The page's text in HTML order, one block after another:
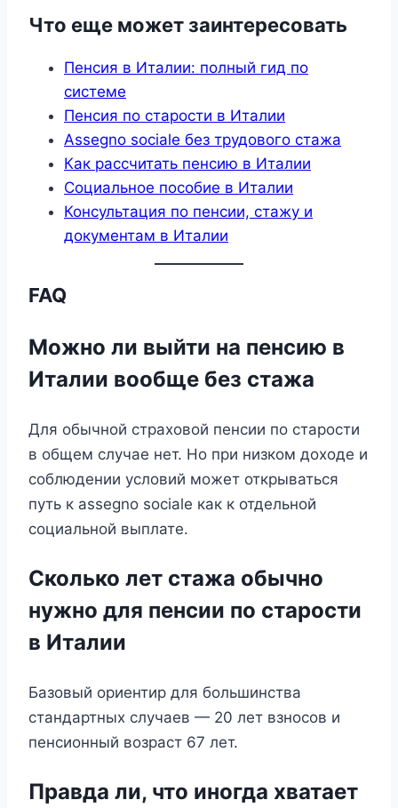
Что еще может заинтересовать
Пенсия в Италии: полный гид по
системе
Пенсия по старости в Италии
Assegno sociale без трудового стажа
Как рассчитать пенсию в Италии
Социальное пособие в Италии
Консультация по пенсии, стажу и
документам в Италии
FAQ
Можно ли выйти на пенсию в
Италии вообще без стажа
Для обычной страховой пенсии по старости
в общем случае нет. Но при низком доходе и
соблюдении условий может открываться
путь к assegno sociale как к отдельной
социальной выплате.
Сколько лет стажа обычно
нужно для пенсии по старости
в Италии
Базовый ориентир для большинства
стандартных случаев — 20 лет взносов и
пенсионный возраст 67 лет.
Правда ли, что иногда хватает